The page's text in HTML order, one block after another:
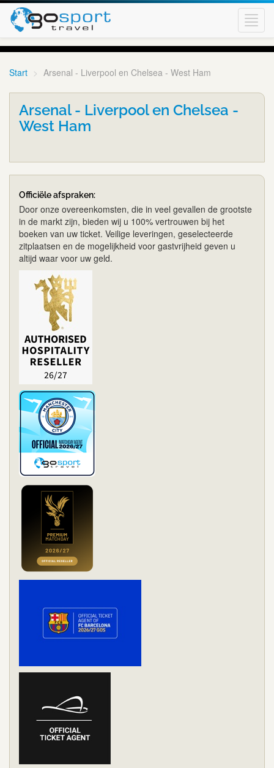
Start Arsenal - Liverpool en Chelsea - West Ham
Arsenal - Liverpool en Chelsea -
West Ham
Officiële afspraken:
Door onze overeenkomsten, die in veel gevallen de grootste
in de markt zijn, bieden wij u 100% vertrouwen bij het
boeken van uw ticket. Veilige leveringen, geselecteerde
zitplaatsen en de mogelijkheid voor gastvrijheid geven u
altijd waar voor uw geld.